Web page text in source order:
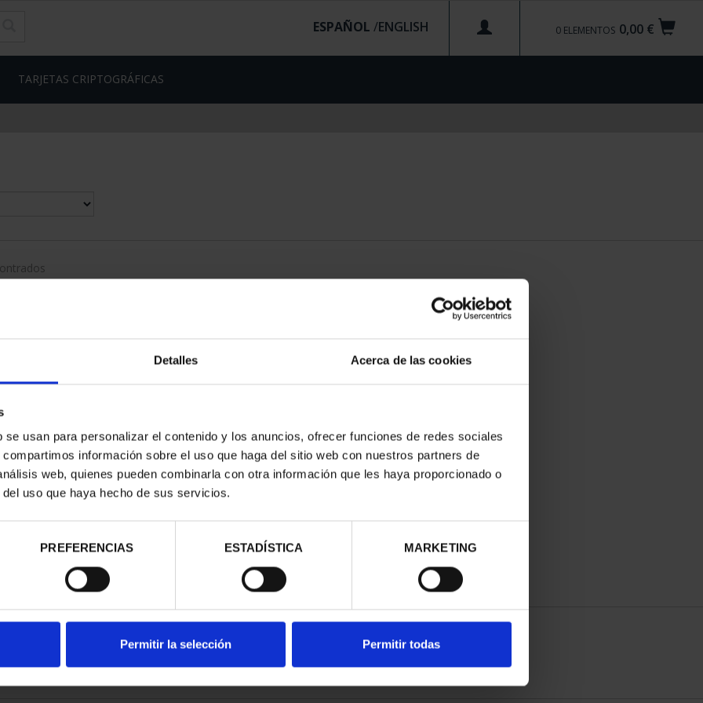
Detalles Acerca de las cookies
usan para personalizar el contenido y los anuncios, ofrecer funciones de redes sociales
información sobre el uso que haga del sitio web con nuestros partners de
web, quienes pueden combinarla con otra información que les haya proporcionado o
uso que haya hecho de sus servicios.
PREFERENCIAS ESTADÍSTICA MARKETING
Permitir la selección Permitir todas
0,00 €
0 ELEMENTOS
ESPAÑOL /
TARJETAS CRIPTOGRÁFICAS
PROVINCIA